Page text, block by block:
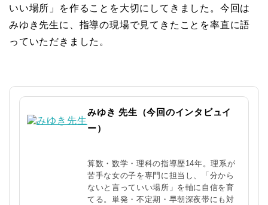
いい場所」を作ることを大切にしてきました。今回は
みゆき先生に、指導の現場で見てきたことを率直に語
っていただきました。
みゆき 先生（今回のインタビュイ
ー）
算数・数学・理科の指導歴14年。理系が
苦手な女の子を専門に担当し、「分から
ないと言っていい場所」を軸に自信を育
てる。単発・不定期・早朝深夜帯にも対